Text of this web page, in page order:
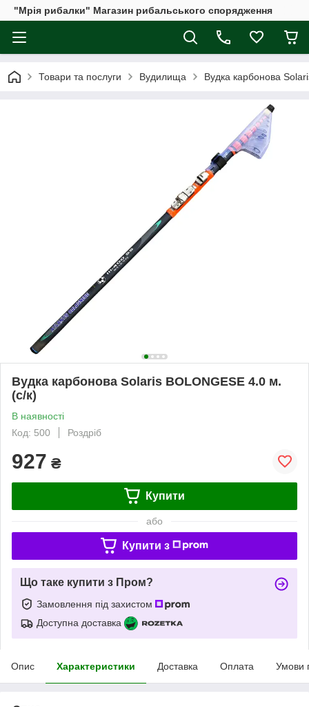
"Мрія рибалки" Магазин рибальського спорядження
Товари та послуги Вудилища Вудка карбонова
Вудка карбонова Solaris BOLONGESE 4.0 м.
(с/к)
В наявності
Код: 500
Роздріб
927 ₴
Купити
або
Купити з
Що таке купити з Пром?
Замовлення під захистом
Доступна доставка
Опис Характеристики Доставка Оплата Умови